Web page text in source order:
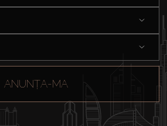
ANUNȚA-MA